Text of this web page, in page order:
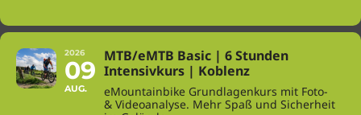
2026
09
AUG.
MTB/eMTB Basic | 6 Stunden
Intensivkurs | Koblenz
eMountainbike Grundlagenkurs mit Foto-
& Videoanalyse. Mehr Spaß und Sicherheit